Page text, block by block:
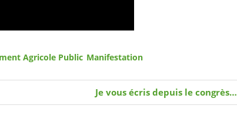
Agricole Public Manifestation
Article
suivant
Je vous écris depuis le congrès…